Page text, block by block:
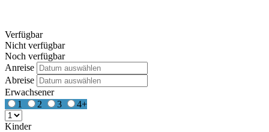
Verfügbar
Nicht verfügbar
Noch verfügbar
Anreise
Abreise
Erwachsener
1
2 3 4+
Kinder